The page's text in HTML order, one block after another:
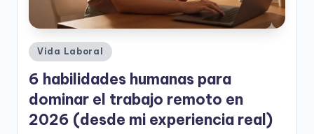
Publicado
en
Vida Laboral
6 habilidades humanas para
dominar el trabajo remoto en
2026 (desde mi experiencia real)